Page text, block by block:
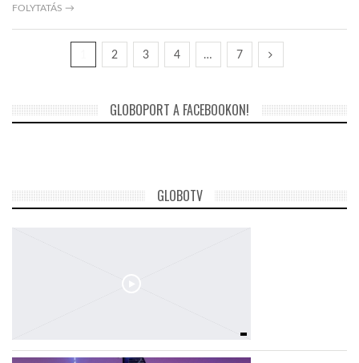
FOLYTATÁS →
2 3 4 … 7
GLOBOPORT A FACEBOOKON!
GLOBOTV